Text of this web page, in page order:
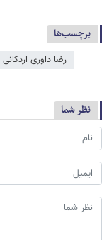
برچسب‌ها
رضا داوری اردکانی
نظر شما